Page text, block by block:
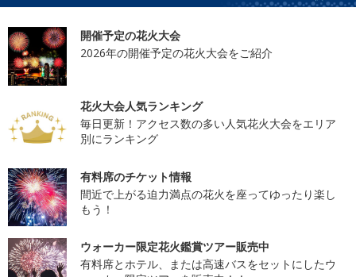
開催予定の花火大会
2026年の開催予定の花火大会をご紹介
花火大会人気ランキング
毎日更新！アクセス数の多い人気花火大会をエリア
別にランキング
有料席のチケット情報
間近で上がる迫力満点の花火を座ってゆったり楽し
もう！
ウォーカー限定花火鑑賞ツアー販売中
有料席とホテル、または高速バスをセットにしたウ